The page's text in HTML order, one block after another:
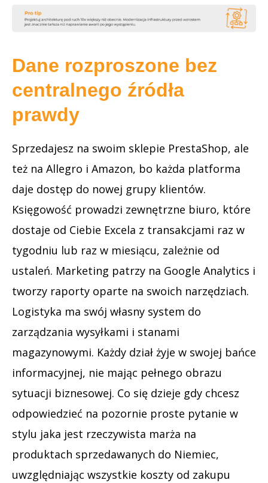
Dane rozproszone bez
centralnego źródła
prawdy
Sprzedajesz na swoim sklepie PrestaShop, ale
też na Allegro i Amazon, bo każda platforma
daje dostęp do nowej grupy klientów.
Księgowość prowadzi zewnętrzne biuro, które
dostaje od Ciebie Excela z transakcjami raz w
tygodniu lub raz w miesiącu, zależnie od
ustaleń. Marketing patrzy na Google Analytics i
tworzy raporty oparte na swoich narzędziach.
Logistyka ma swój własny system do
zarządzania wysyłkami i stanami
magazynowymi. Każdy dział żyje w swojej bańce
informacyjnej, nie mając pełnego obrazu
sytuacji biznesowej. Co się dzieje gdy chcesz
odpowiedzieć na pozornie proste pytanie w
stylu jaka jest rzeczywista marża na
produktach sprzedawanych do Niemiec,
uwzględniając wszystkie koszty od zakupu